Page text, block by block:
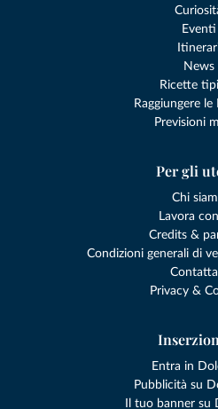
Eventi
News
Ricette
Raggiungere
Previsioni
Per gli
Chi
Lavora
Credits &
Condizioni generali di
Privacy &
Entra in
Pubblicità su
Il tuo banner